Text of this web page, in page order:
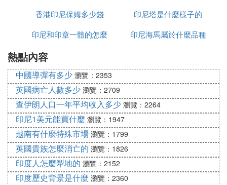
00元的月收入是大部分人2到3倍的工資，在當地絕對
屬於高收入。
印尼的餐廳服務員月收入低於1000 元，很多人就依
靠小費過日子，建築工人月收入1200多元，工廠的普
工一個月1400到1800元，護士一個月1400元，銀行
上班一個月就2000元左右，只有從事大學老師，專
科醫生，律師等行業，月收入才會超過5000元。
印尼人一般每周工作5天，每天8個小時，很少有人會
加班，在上班期間還要按時去禱告，他們一天要禱
告5次，到每周五下午，不少公司還會提前下班，方
便員工回去參加周五的禮拜活動。
印尼一瓶礦泉水1.5元，牛奶10元一升，方便麵1.5元
克
香港印尼保姆多少錢
印尼塔是什麼樣子的
印尼和印章一體的怎麼
印尼海馬屬於什麼品種
熱點內容
中國導彈有多少 瀏覽：2353
英國病亡人數多少 瀏覽：2709
查伊朗人口一年平均收入多少 瀏覽：2264
印尼1美元能買什麼 瀏覽：1947
越南有什麼特殊市場 瀏覽：1799
英國貴族怎麼消亡的 瀏覽：1826
印度人怎麼犁地的 瀏覽：2152
印度歷史背景是什麼 瀏覽：2360